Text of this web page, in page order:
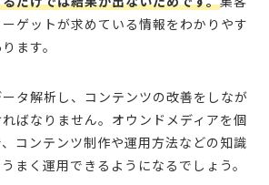
ゲットが求めている情報をわかりやす
ます。
タ解析し、コンテンツの改善をしなが
ばなりません。オウンドメディアを個
コンテンツ制作や運用方法などの知識
まく運用できるようになるでしょう。